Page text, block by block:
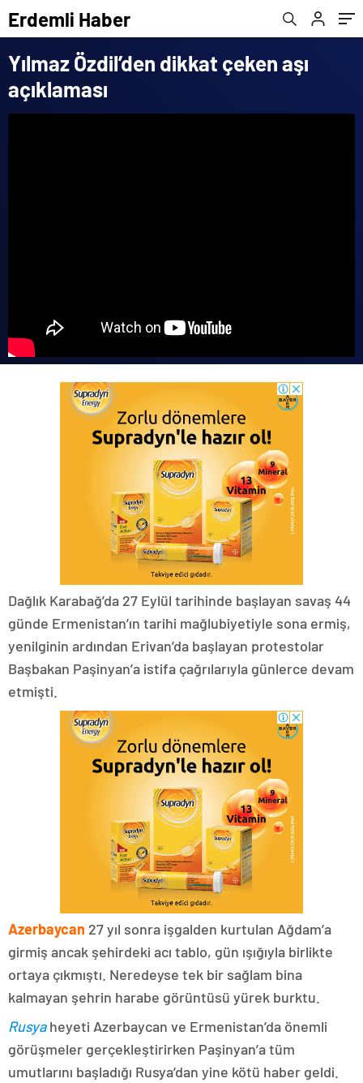
Erdemli Haber
Yılmaz Özdil’den dikkat çeken aşı
açıklaması
Dağlık Karabağ’da 27 Eylül tarihinde başlayan savaş 44
günde Ermenistan’ın tarihi mağlubiyetiyle sona ermiş,
yenilginin ardından Erivan’da başlayan protestolar
Başbakan Paşinyan’a istifa çağrılarıyla günlerce devam
etmişti.
Azerbaycan 27 yıl sonra işgalden kurtulan Ağdam’a
girmiş ancak şehirdeki acı tablo, gün ışığıyla birlikte
ortaya çıkmıştı. Neredeyse tek bir sağlam bina
kalmayan şehrin harabe görüntüsü yürek burktu.
Rusyaheyeti Azerbaycan ve Ermenistan’da önemli
görüşmeler gerçekleştirirken Paşinyan’a tüm
umutlarını başladığı Rusya’dan yine kötü haber geldi.